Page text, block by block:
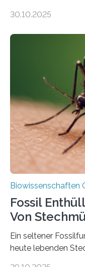
Landpflanzen
Grünalgen, die vor
lebten. Unter den
die noch heute in
Süßwasseralge
dieser Gruppe
mit
nächsten…
30.10.2025
Biowissenschaften
Fossil
Von
Ein seltener
heute lebenden